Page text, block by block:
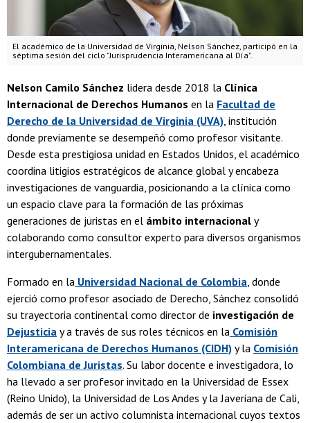
El académico de la Universidad de Virginia, Nelson Sánchez, participó en la
séptima sesión del ciclo "Jurisprudencia Interamericana al Día".
Nelson Camilo Sánchez lidera desde 2018 la Clínica
Internacional de Derechos Humanos en la Facultad de
Derecho de la Universidad de Virginia (UVA), institución
donde previamente se desempeñó como profesor visitante.
Desde esta prestigiosa unidad en Estados Unidos, el académico
coordina litigios estratégicos de alcance global y encabeza
investigaciones de vanguardia, posicionando a la clínica como
un espacio clave para la formación de las próximas
generaciones de juristas en el ámbito internacional y
colaborando como consultor experto para diversos organismos
intergubernamentales.
Formado en la Universidad Nacional de Colombia, donde
ejerció como profesor asociado de Derecho, Sánchez consolidó
su trayectoria continental como director de investigación de
Dejusticia y a través de sus roles técnicos en la Comisión
Interamericana de Derechos Humanos (CIDH) y la Comisión
Colombiana de Juristas. Su labor docente e investigadora, lo
ha llevado a ser profesor invitado en la Universidad de Essex
(Reino Unido), la Universidad de Los Andes y la Javeriana de Cali,
además de ser un activo columnista internacional cuyos textos